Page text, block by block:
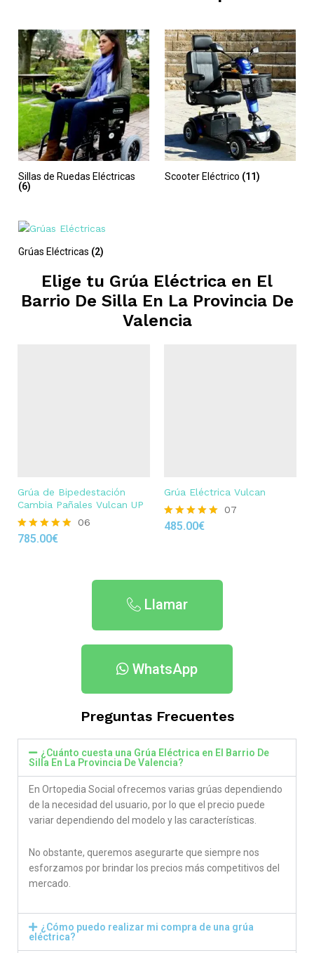
Sillas de Ruedas Eléctricas
(6)
Scooter Eléctrico (11)
Grúas Eléctricas (2)
Elige tu Grúa Eléctrica en El
Barrio De Silla En La Provincia De
Valencia
Grúa de Bipedestación
Cambia Pañales Vulcan UP
Rated
06
785.00€
Grúa Eléctrica Vulcan
Rated
07
485.00€
Llamar
WhatsApp
Preguntas Frecuentes
¿Cuánto cuesta una Grúa Eléctrica en El Barrio De
Silla En La Provincia De Valencia​?
En Ortopedia Social ofrecemos varias grúas dependiendo
de la necesidad del usuario, por lo que el precio puede
variar dependiendo del modelo y las características.
No obstante, queremos asegurarte que siempre nos
esforzamos por brindar los precios más competitivos del
mercado.
¿Cómo puedo realizar mi compra de una grúa
eléctrica?